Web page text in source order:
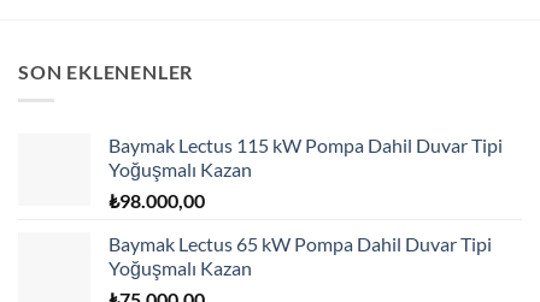
SON EKLENENLER
Baymak Lectus 115 kW Pompa Dahil Duvar Tipi
Yoğuşmalı Kazan
₺98.000,00
Baymak Lectus 65 kW Pompa Dahil Duvar Tipi
Yoğuşmalı Kazan